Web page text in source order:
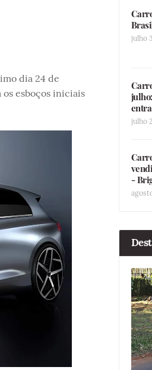
dia 24 de
esboços iniciais
julho
julho
-